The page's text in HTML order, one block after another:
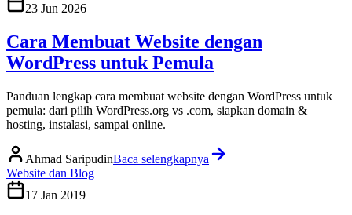
23 Jun 2026
Cara Membuat Website dengan
WordPress untuk Pemula
Panduan lengkap cara membuat website dengan WordPress untuk
pemula: dari pilih WordPress.org vs .com, siapkan domain &
hosting, instalasi, sampai online.
Ahmad SaripudinBaca selengkapnya
Website dan Blog
17 Jan 2019